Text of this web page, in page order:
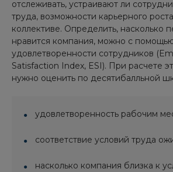
отслеживать, устраивают ли
труда, возможности карьерного
коллективе. Определить, насколько
нравится компания, можно с
удовлетворенности сотрудников
Satisfaction Index, ESI). При расчете
нужно оценить по десятибалльной
удовлетворенность рабочим
соответствие условий труда
насколько компания близка к